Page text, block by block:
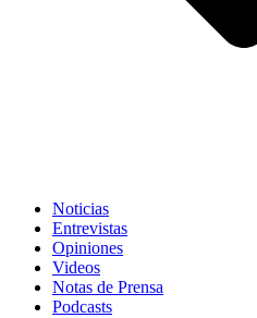
Noticias
Entrevistas
Opiniones
Videos
Notas de Prensa
Podcasts